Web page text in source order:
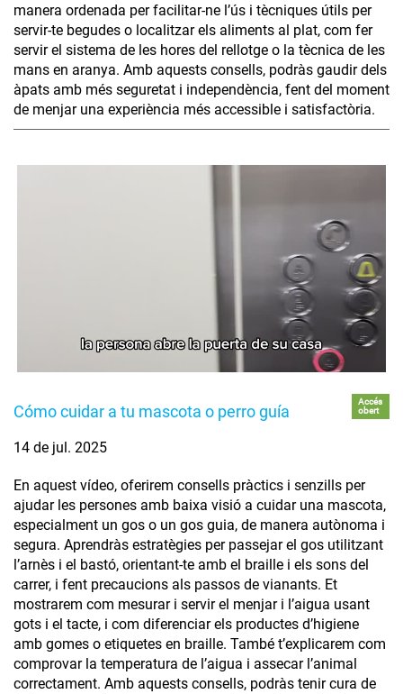
manera ordenada per facilitar-ne l’ús i tècniques útils per
servir-te begudes o localitzar els aliments al plat, com fer
servir el sistema de les hores del rellotge o la tècnica de les
mans en aranya. Amb aquests consells, podràs gaudir dels
àpats amb més seguretat i independència, fent del moment
de menjar una experiència més accessible i satisfactòria.
Cómo cuidar a tu mascota o perro guía
Accés
obert
14 de jul. 2025
En aquest vídeo, oferirem consells pràctics i senzills per
ajudar les persones amb baixa visió a cuidar una mascota,
especialment un gos o un gos guia, de manera autònoma i
segura. Aprendràs estratègies per passejar el gos utilitzant
l’arnès i el bastó, orientant-te amb el braille i els sons del
carrer, i fent precaucions als passos de vianants. Et
mostrarem com mesurar i servir el menjar i l’aigua usant
gots i el tacte, i com diferenciar els productes d’higiene
amb gomes o etiquetes en braille. També t’explicarem com
comprovar la temperatura de l’aigua i assecar l’animal
correctament. Amb aquests consells, podràs tenir cura de